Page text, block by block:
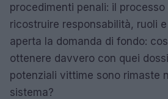
procedimenti penali: il
ricostruire responsabilità, ruoli
aperta la domanda di fondo:
ottenere davvero con quei
potenziali vittime sono rimaste
sistema?